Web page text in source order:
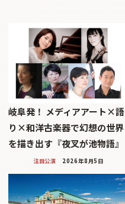
岐阜発！ メディアアート×語
り×和洋古楽器で幻想の世界
を描き出す『夜叉が池物語』
注目公演 2026年8月5日